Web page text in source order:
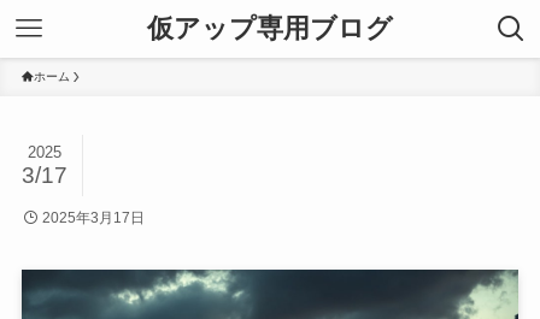
仮アップ専用ブログ
ホーム
2025
3/17
2025年3月17日